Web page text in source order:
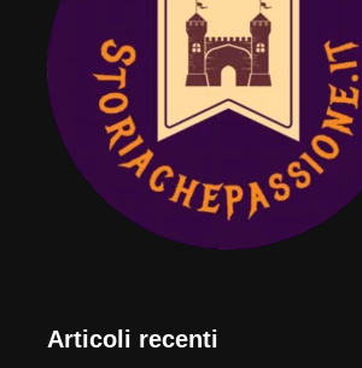
Articoli recenti